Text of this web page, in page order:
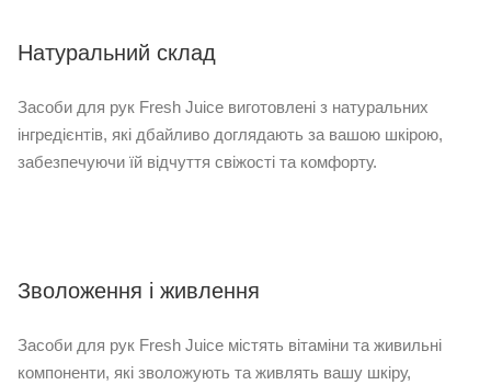
Натуральний склад
Засоби для рук Fresh Juice виготовлені з натуральних
інгредієнтів, які дбайливо доглядають за вашою шкірою,
забезпечуючи їй відчуття свіжості та комфорту.
Зволоження і живлення
Засоби для рук Fresh Juice містять вітаміни та живильні
компоненти, які зволожують та живлять вашу шкіру,